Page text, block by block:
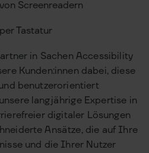
Screenreadern
Tastatur
in Sachen Accessibility
Kunden:innen dabei, diese
benutzerorientiert
langjährige Expertise in
digitaler Lösungen
Ansätze, die auf Ihre
und die Ihrer Nutzer